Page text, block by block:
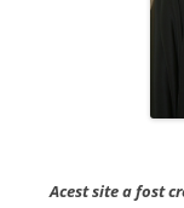
Acest site a fost